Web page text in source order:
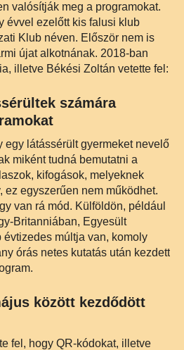
valósítják meg a programokat.
évvel ezelőtt kis falusi klub
Klub néven. Először nem is
újat alkotnának. 2018-ban
illetve Békési Zoltán vetette fel:
számára
egy látássérült gyermeket nevelő
miként tudná bemutatni a
kifogások, melyeknek
ez egyszerűen nem működhet.
van rá mód. Külföldön, például
Britanniában, Egyesült
múltja van, komoly
órás netes kutatás után kezdett
között kezdődött
fel, hogy QR-kódokat, illetve